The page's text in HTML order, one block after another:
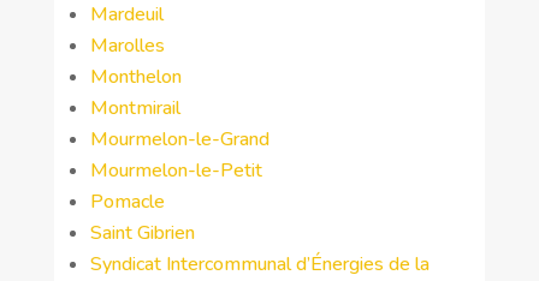
Mardeuil
Marolles
Monthelon
Montmirail
Mourmelon-le-Grand
Mourmelon-le-Petit
Pomacle
Saint Gibrien
Syndicat Intercommunal d’Énergies de la